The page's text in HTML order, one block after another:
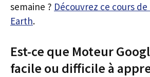
semaine ? Découvrez ce cours
Earth.
Est-ce que Moteur
facile ou difficile à